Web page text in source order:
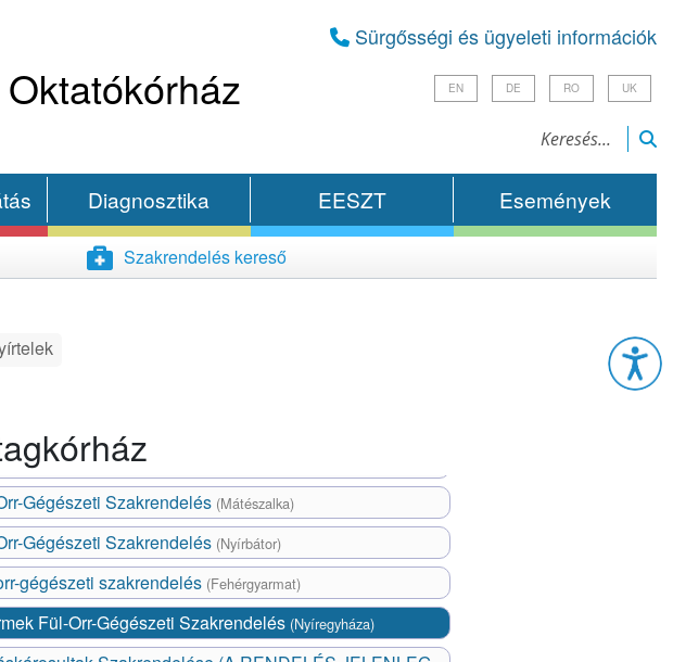
Sürgősségi és ügyeleti információk
EN DE RO UK
Diagnosztika EESZT Események
Szakrendelés kereső
Gégészeti Szakrendelés (Mátészalka)
Gégészeti Szakrendelés (Nyírbátor)
gégészeti szakrendelés (Fehérgyarmat)
Fül-Orr-Gégészeti Szakrendelés (Nyíregyháza)